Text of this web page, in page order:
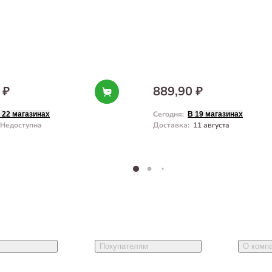
магазинах
Недоступна
889,90 ₽
Сегодня: В 19 магазинах
Доставка: 11 августа
Покупателям О